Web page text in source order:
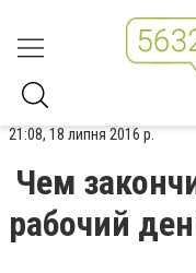
21:08, 18 липня 2016 р.
Чем
рабочий